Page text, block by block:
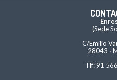
(Sede
C/Emilio
28043 ·
Tlf: 91